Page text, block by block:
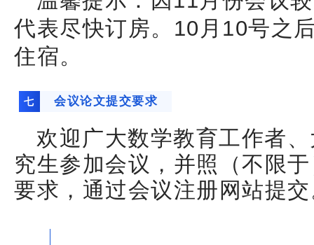
代表尽快订房。10月10号之
住宿。
七 会议论文提交要求
欢迎广大数学教育工作者
究生参加会议，并照（不限
要求，通过会议注册网站提